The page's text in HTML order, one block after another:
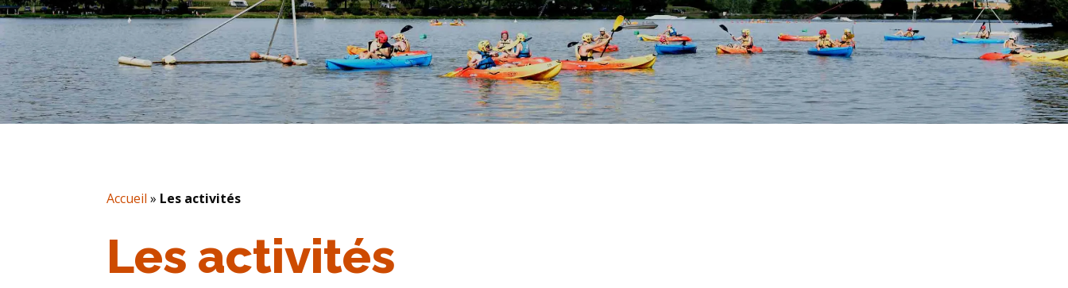
Accueil » Les activités
Les activités